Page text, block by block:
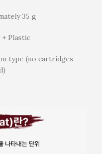
35 g
Plastic
type (no cartridges